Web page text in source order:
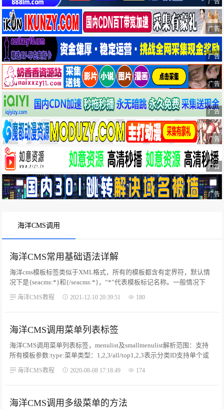
广告
广告
广告
广告
广告
广告
广告
海洋CMS调用
海洋CMS常用基础语法详解
海洋cms模板标签类似于XML格式，所有的模板都含有定界符，默认情
况下是{seacms:*}和{/seacms:*}，“*”代表模板标记名称。一般情况下
{/seacms:arclist}成对出现在模板文件中。...
海洋CMS教程 2021-12-10 20:39:51 180
海洋CMS调用菜单列表标签
海洋CMS调用菜单列表标签，menulist及smallmenulist解析范围：支持
所有模板参数:type:菜单类型：1,2,3/all/top1,2,3表示分类ID支持单个或
菜单。...
海洋CMS教程 2020-08-08 17:18:49 174
海洋CMS调用多级菜单的方法